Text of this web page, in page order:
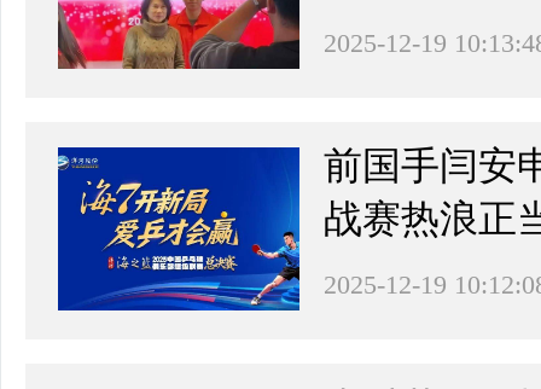
2025-12-19
前国手闫安
战赛热浪正
2025-12-19